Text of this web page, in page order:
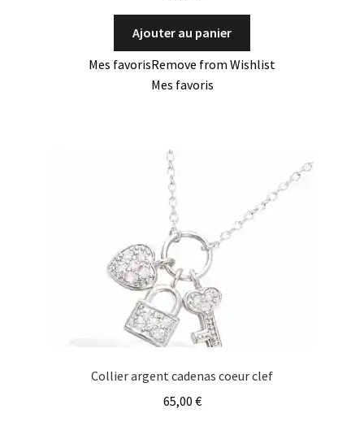
Ajouter au panier
Mes favorisRemove from Wishlist
Mes favoris
Collier argent cadenas coeur clef
65,00 €